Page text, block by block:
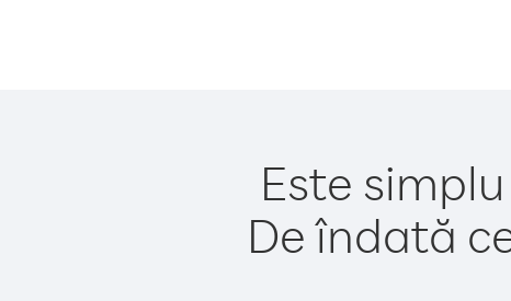
Este
De îndată